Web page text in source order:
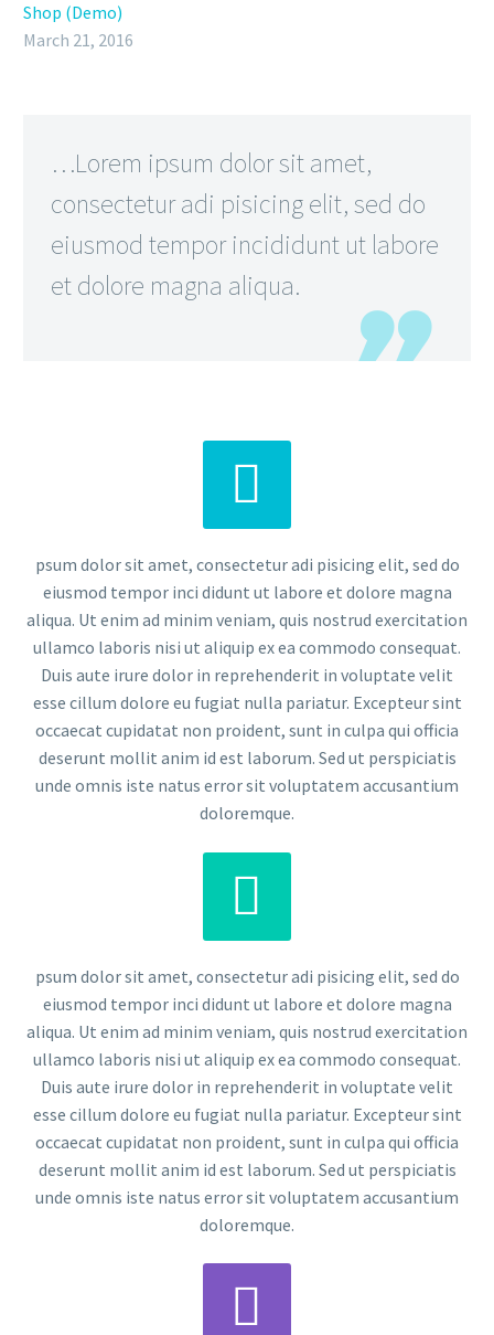
Shop (Demo)
March 21, 2016
…Lorem ipsum dolor sit amet,
consectetur adi pisicing elit, sed do
eiusmod tempor incididunt ut labore
et dolore magna aliqua.


psum dolor sit amet, consectetur adi pisicing elit, sed do
eiusmod tempor inci didunt ut labore et dolore magna
aliqua. Ut enim ad minim veniam, quis nostrud exercitation
ullamco laboris nisi ut aliquip ex ea commodo consequat.
Duis aute irure dolor in reprehenderit in voluptate velit
esse cillum dolore eu fugiat nulla pariatur. Excepteur sint
occaecat cupidatat non proident, sunt in culpa qui officia
deserunt mollit anim id est laborum. Sed ut perspiciatis
unde omnis iste natus error sit voluptatem accusantium
doloremque.


psum dolor sit amet, consectetur adi pisicing elit, sed do
eiusmod tempor inci didunt ut labore et dolore magna
aliqua. Ut enim ad minim veniam, quis nostrud exercitation
ullamco laboris nisi ut aliquip ex ea commodo consequat.
Duis aute irure dolor in reprehenderit in voluptate velit
esse cillum dolore eu fugiat nulla pariatur. Excepteur sint
occaecat cupidatat non proident, sunt in culpa qui officia
deserunt mollit anim id est laborum. Sed ut perspiciatis
unde omnis iste natus error sit voluptatem accusantium
doloremque.

